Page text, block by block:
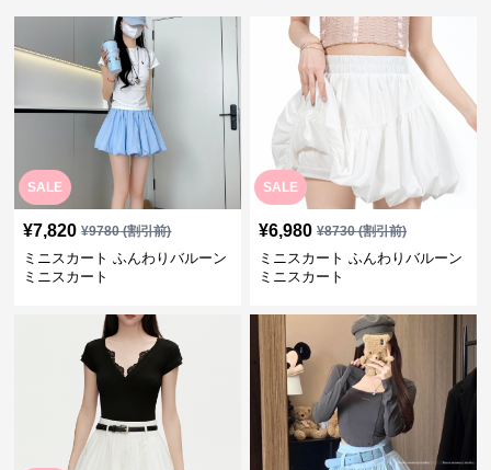
SALE
¥7,820 ¥9780(割引前)
ミニスカート ふんわりバルーン
ミニスカート
SALE
¥6,980 ¥8730(割引前)
ミニスカート ふんわりバルーン
ミニスカート